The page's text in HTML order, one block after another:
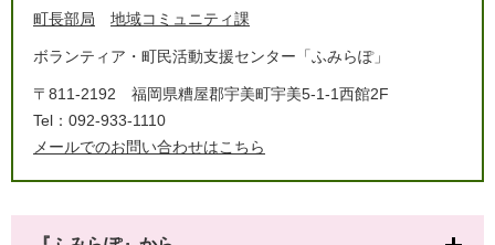
町長部局 地域コミュニティ課
ボランティア・町民活動支援センター「ふみらぽ」
〒811-2192
福岡県糟屋郡宇美町宇美5-1-1西館2F
Tel：092-933-1110
メールでのお問い合わせはこちら